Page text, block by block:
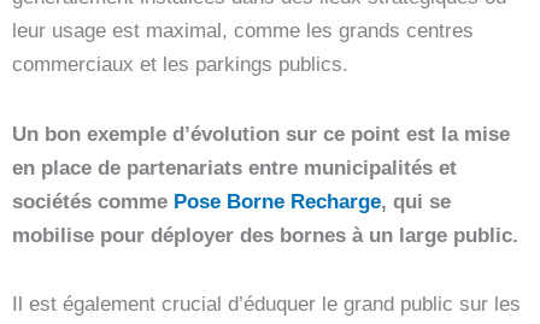
leur usage est maximal, comme les grands centres
commerciaux et les parkings publics.
Un bon exemple d’évolution sur ce point est la mise
en place de partenariats entre municipalités et
sociétés comme Pose Borne Recharge, qui se
mobilise pour déployer des bornes à un large public.
Il est également crucial d’éduquer le grand public sur les